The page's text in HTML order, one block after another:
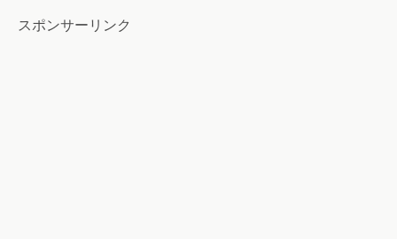
スポンサーリンク